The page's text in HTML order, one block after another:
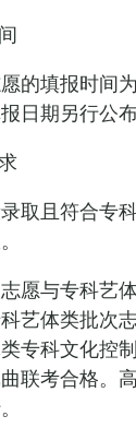
的填报时间
日期另行公布
取且符合专
愿与专科艺
艺体类批次
专科文化控
联考合格。